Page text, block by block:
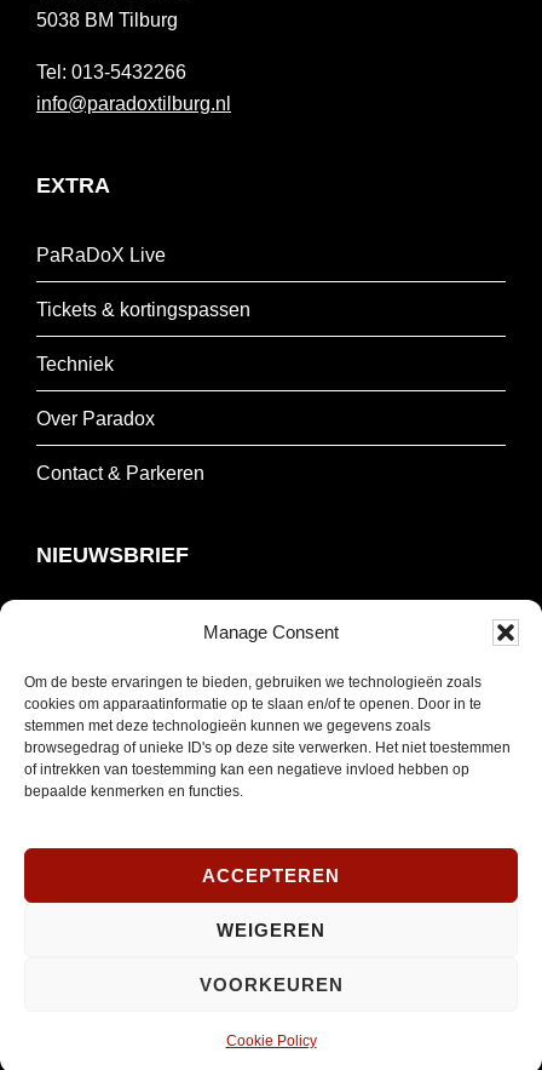
Manage Consent
Om de beste ervaringen te bieden, gebruiken we technologieën zoals
cookies om apparaatinformatie op te slaan en/of te openen. Door in te
stemmen met deze technologieën kunnen we gegevens zoals
browsegedrag of unieke ID's op deze site verwerken. Het niet toestemmen
of intrekken van toestemming kan een negatieve invloed hebben op
bepaalde kenmerken en functies.
ACCEPTEREN
WEIGEREN
VOORKEUREN
Cookie Policy
5038 BM Tilburg
013-5432266
info@paradoxtilburg.nl
EXTRA
PaRaDoX Live
Tickets & kortingspassen
Techniek
Over Paradox
Contact & Parkeren
NIEUWSBRIEF
Schrijf je in om onze nieuwsbrief te ontvangen.
E-
mailadres
*
Verplicht
INSCHRIJVEN